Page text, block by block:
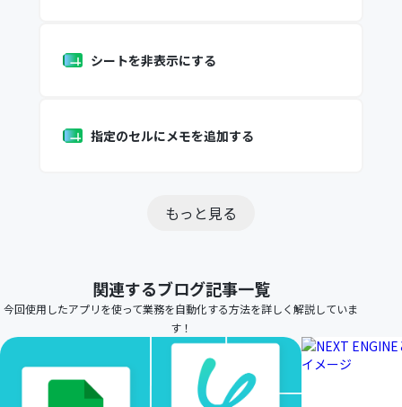
シートを非表示にする
指定のセルにメモを追加する
もっと見る
関連するブログ記事一覧
今回使用したアプリを使って業務を自動化する方法を詳しく解説していま
す！